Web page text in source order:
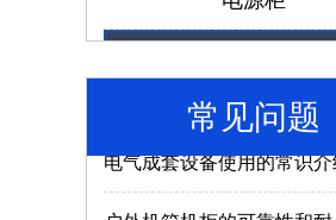
济南机箱机柜
常见问题
电气成套设备使用的常识介